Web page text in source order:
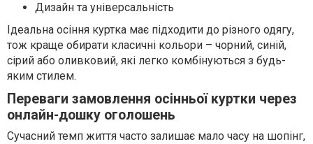
Дизайн та універсальність
Ідеальна осіння куртка має підходити до різного одягу,
тож краще обирати класичні кольори – чорний, синій,
сірий або оливковий, які легко комбінуються з будь-
яким стилем.
Переваги замовлення осінньої куртки через
онлайн-дошку оголошень
Сучасний темп життя часто залишає мало часу на шопінг,